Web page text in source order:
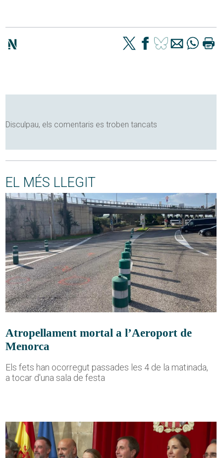
Disculpau, els comentaris es troben tancats
EL MÉS LLEGIT
Atropellament mortal a l’Aeroport de
Menorca
Els fets han ocorregut passades les 4 de la matinada,
a tocar d'una sala de festa